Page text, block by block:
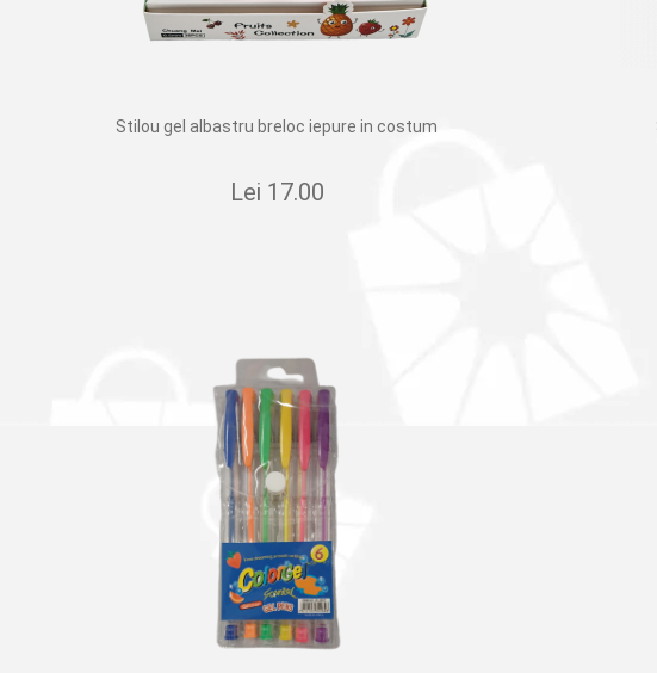
Stilou gel albastru breloc iepure in costum
Lei 17.00